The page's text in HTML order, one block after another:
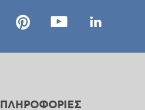
ΠΛΗΡΟΦΟΡΙΕΣ